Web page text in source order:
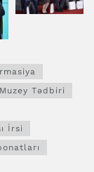
Tədbiri
İrsi